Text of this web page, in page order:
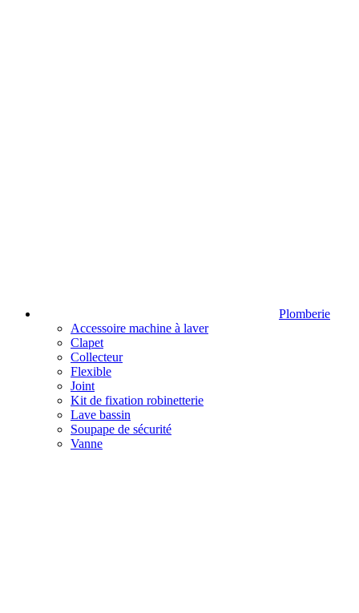
Plomberie
Accessoire machine à laver
Clapet
Collecteur
Flexible
Joint
Kit de fixation robinetterie
Lave bassin
Soupape de sécurité
Vanne